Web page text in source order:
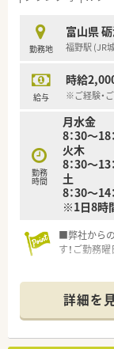
勤務地
富山県
福野駅 (JR
給与
時給
※ご経験・
勤務
時間
月水金
8：30～18
火木
8：30～13
土
8：30～14
※1日8時
■弊社から
す！ご勤務
詳細を